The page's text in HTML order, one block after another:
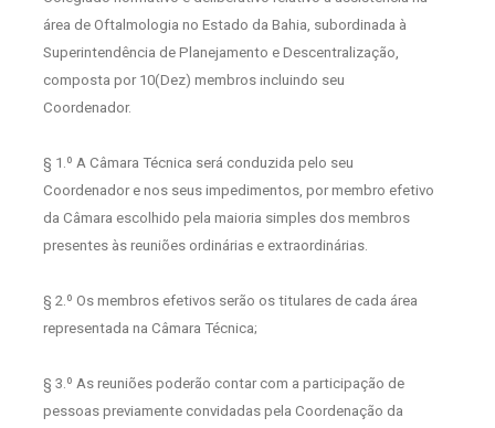
área de Oftalmologia no Estado da Bahia, subordinada à
Superintendência de Planejamento e Descentralização,
composta por 10(Dez) membros incluindo seu
Coordenador.
§ 1.º A Câmara Técnica será conduzida pelo seu
Coordenador e nos seus impedimentos, por membro efetivo
da Câmara escolhido pela maioria simples dos membros
presentes às reuniões ordinárias e extraordinárias.
§ 2.º Os membros efetivos serão os titulares de cada área
representada na Câmara Técnica;
§ 3.º As reuniões poderão contar com a participação de
pessoas previamente convidadas pela Coordenação da